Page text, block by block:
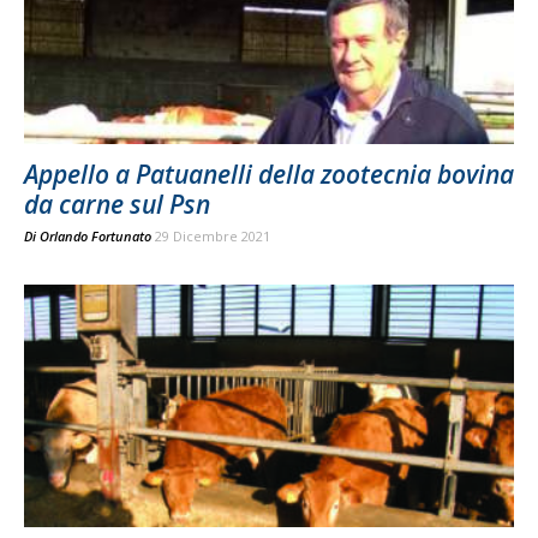
Appello a Patuanelli della zootecnia bovina
da carne sul Psn
Di Orlando Fortunato 29 Dicembre 2021